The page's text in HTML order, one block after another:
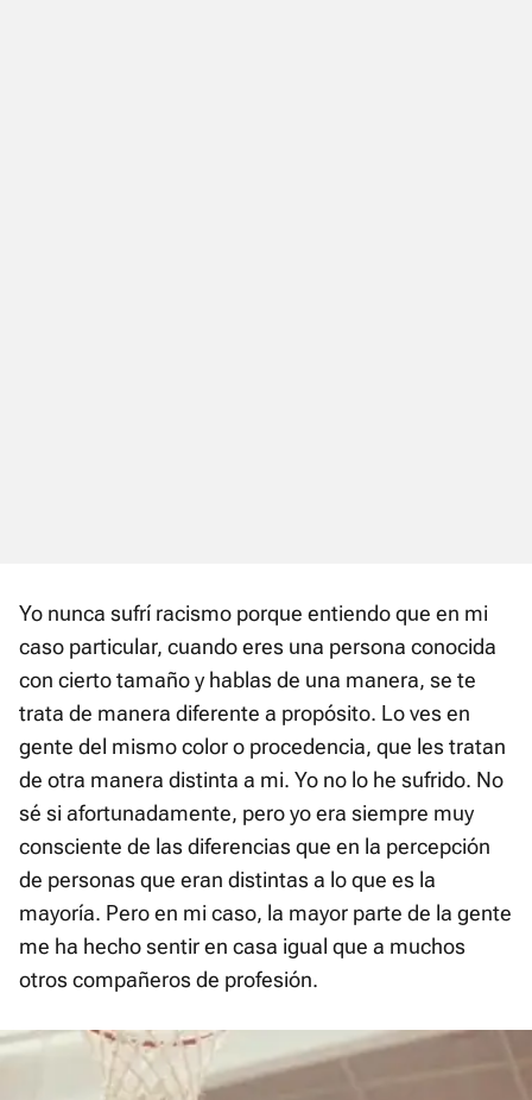
Yo nunca sufrí racismo porque entiendo que en mi
caso particular, cuando eres una persona conocida
con cierto tamaño y hablas de una manera, se te
trata de manera diferente a propósito. Lo ves en
gente del mismo color o procedencia, que les tratan
de otra manera distinta a mi. Yo no lo he sufrido. No
sé si afortunadamente, pero yo era siempre muy
consciente de las diferencias que en la percepción
de personas que eran distintas a lo que es la
mayoría. Pero en mi caso, la mayor parte de la gente
me ha hecho sentir en casa igual que a muchos
otros compañeros de profesión.